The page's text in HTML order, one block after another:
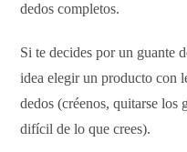
dedos completos.
Si te decides por un guante
idea elegir un producto con
dedos (créenos, quitarse los
difícil de lo que crees).